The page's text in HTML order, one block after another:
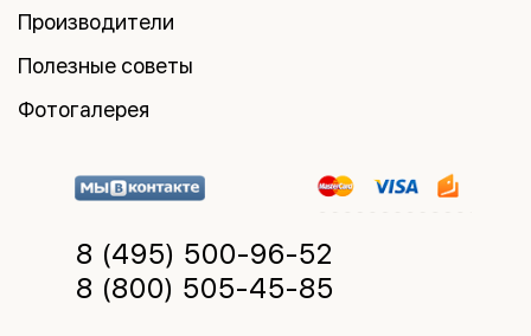
Производители
Полезные советы
Фотогалерея
8 (495) 500-96-52
8 (800) 505-45-85